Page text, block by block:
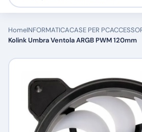
HomeINFORMATICACASE PER PC
Kolink Umbra Ventola ARGB PWM 120mm